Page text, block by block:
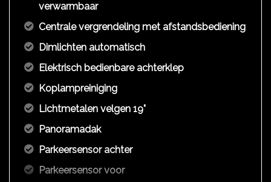
verwarmbaar
Centrale vergrendeling met afstandsbediening
Dimlichten automatisch
Elektrisch bedienbare achterklep
Koplampreiniging
Lichtmetalen velgen 19"
Panoramadak
Parkeersensor achter
Parkeersensor voor